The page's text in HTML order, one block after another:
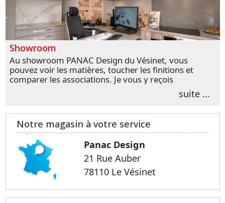
Showroom
Au showroom PANAC Design du Vésinet, vous
pouvez voir les matières, toucher les finitions et
comparer les associations. Je vous y reçois
personnellement pour parler de votre projet et
transformer vos premières idées en choix plussuite ...
Notre magasin à votre service
Panac Design
21 Rue Auber
78110 Le Vésinet